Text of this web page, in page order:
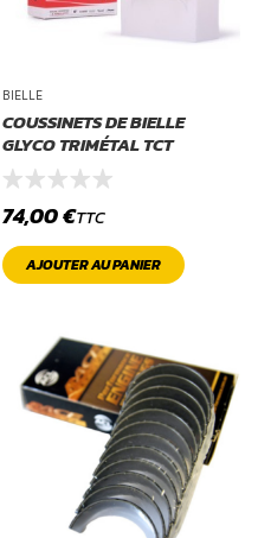
BIELLE
COUSSINETS DE BIELLE
GLYCO TRIMÉTAL TCT
74,00€TTC
AJOUTER AU PANIER